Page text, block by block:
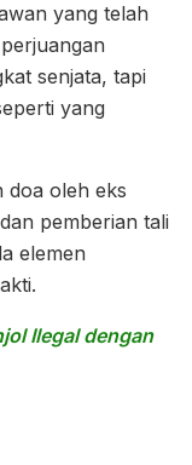
yang telah
senjata, tapi
yang
doa oleh eks
pemberian tali
elemen
Ilegal dengan